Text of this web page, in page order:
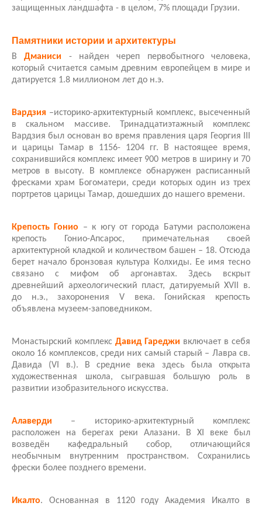
защищенных ландшафта - в целом, 7% площади Грузии.
Памятники истории и архитектуры
ВДманиси
- найден череп первобытного человека,
который считается самым древним европейцем в мире и
датируется 1.8 миллионом лет до н.э.
Вардзия –историко-архитектурный комплекс, высеченный
в скальном массиве. Тринадцатиэтажный комплекс
Вардзия был основан во время правления царя Георгия III
и царицы Тамар в 1156- 1204 гг. В настоящее время,
сохранившийся комплекс имеет 900 метров в ширину и 70
метров в высоту. В комплексе обнаружен расписанный
фресками храм Богоматери, среди которых один из трех
портретов царицы Тамар, дошедших до нашего времени.
Крепость Гонио – к югу от города Батуми расположена
крепость Гонио-Апсарос, примечательная своей
архитектурной кладкой и количеством башен – 18. Отсюда
берет начало бронзовая культура Колхиды. Ее имя тесно
связано с мифом об аргонавтах. Здесь вскрыт
древнейший археологический пласт, датируемый XVII в.
до н.э., захоронения V века. Гонийская крепость
объявлена музеем-заповедником.
Монастырский комплекс Давид Гареджи включает в себя
около 16 комплексов, среди них самый старый – Лавра св.
Давида (VI в.). В средние века здесь была открыта
художественная школа, сыгравшая большую роль в
развитии изобразительного искусства.
Алаверди
– историко-архитектурный комплекс
расположен на берегах реки Алазани. В XI веке был
возведён кафедральный собор, отличающийся
необычным внутренним пространством. Сохранились
фрески более позднего времени.
Икалто. Основанная в 1120 году Академия Икалто в